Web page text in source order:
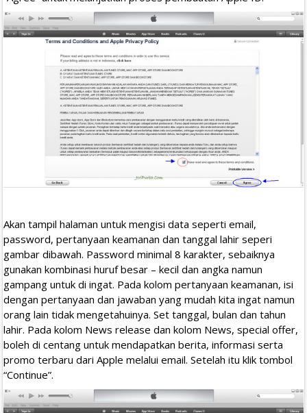
Akan tampil halaman untuk mengisi data seperti email,
password, pertanyaan keamanan dan tanggal lahir seperi
gambar dibawah. Password minimal 8 karakter, sebaiknya
gunakan kombinasi huruf besar – kecil dan angka namun
gampang untuk di ingat. Pada kolom pertanyaan keamanan, isi
dengan pertanyaan dan jawaban yang mudah kita ingat namun
orang lain tidak mengetahuinya. Set tanggal, bulan dan tahun
lahir. Pada kolom News release dan kolom News, special offer,
boleh di centang untuk mendapatkan berita, informasi serta
promo terbaru dari Apple melalui email. Setelah itu klik tombol
“Continue”.